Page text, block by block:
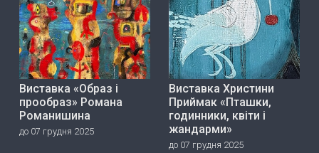
Виставка «Образ і
прообраз» Романа
Романишина
до 07 грудня 2025
Виставка Христини
Приймак «Пташки,
годинники, квіти і
жандарми»
до 07 грудня 2025